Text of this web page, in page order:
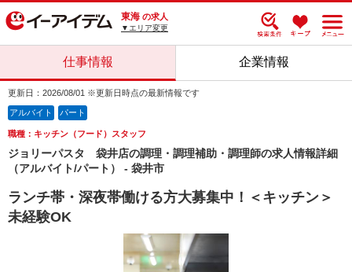
東海 の求人
▼エリア変更
仕事情報 企業情報
更新日：2026/08/01 ※更新日時点の最新情報です
アルバイト パート
職種：キッチン（フード）スタッフ
ジョリーパスタ 袋井店の調理・調理補助・調理師の求人情報詳細
（アルバイト/パート） - 袋井市
ランチ帯・深夜帯働ける方大募集中！＜キッチン＞
未経験OK